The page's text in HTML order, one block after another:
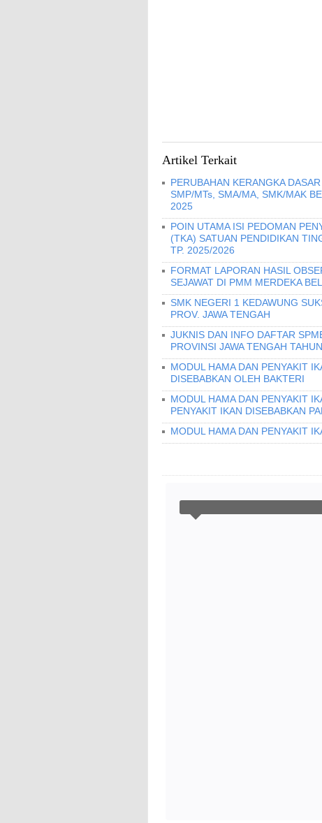
Artikel Terkait
PERUBAHAN KERANGKA
SMP/MTs, SMA/MA, SMK/MAK
2025
POIN UTAMA ISI PEDOMAN
(TKA) SATUAN PENDIDIKAN
TP. 2025/2026
FORMAT LAPORAN HASIL
SEJAWAT DI PMM MERDEKA
SMK NEGERI 1 KEDAWUNG
PROV. JAWA TENGAH
JUKNIS DAN INFO DAFTAR
PROVINSI JAWA TENGAH
MODUL HAMA DAN PENYAKIT
DISEBABKAN OLEH BAKTERI
MODUL HAMA DAN PENYAKIT
PENYAKIT IKAN DISEBABKAN
MODUL HAMA DAN PENYAKIT